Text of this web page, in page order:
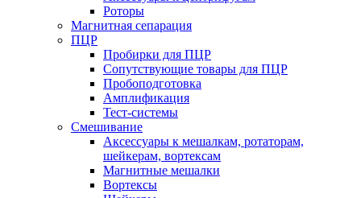
Роторы
Магнитная сепарация
ПЦР
Пробирки для ПЦР
Сопутствующие товары для ПЦР
Пробоподготовка
Амплификация
Тест-системы
Смешивание
Аксессуары к мешалкам, ротаторам,
шейкерам, вортексам
Магнитные мешалки
Вортексы